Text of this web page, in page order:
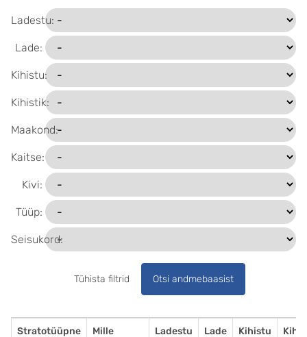
Ladestu:
Lade:
Kihistu:
Kihistik:
Maakond:
Kaitse:
Kivi:
Tüüp:
Seisukord:
Tühista filtrid Otsi andmebaasist
Stratotüüpne Mille Ladestu Lade Kihistu